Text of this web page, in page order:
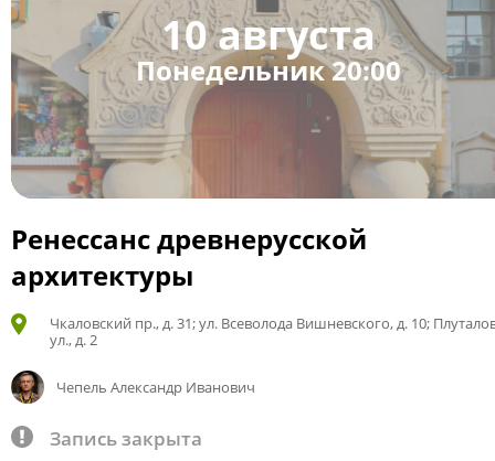
10 августа
Понедельник 20:00
Ренессанс древнерусской
архитектуры
Чкаловский пр., д. 31; ул. Всеволода Вишневского, д. 10;
ул., д. 2
Чепель Александр Иванович
Запись закрыта